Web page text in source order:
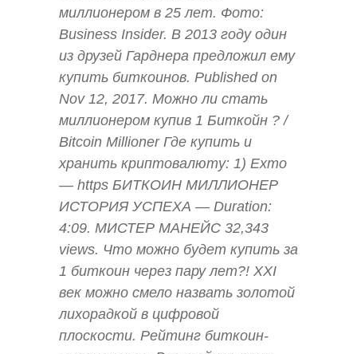
миллионером в 25 лет. Фото:
Business Insider. В 2013 году один
из друзей Гарднера предложил ему
купить биткоинов. Published on
Nov 12, 2017. Можно ли стать
миллионером купив 1 Биткойн ? /
Bitcoin Millioner Где купить и
хранить криптовалюту: 1) Exmo
— https БИТКОИН МИЛЛИОНЕР
ИСТОРИЯ УСПЕХА — Duration:
4:09. МИСТЕР МАНЕЙС 32,343
views. Что можно будет купить за
1 биткоин через пару лет?! XXI
век можно смело назвать золотой
лихорадкой в цифровой
плоскости. Рейтинг биткоин-